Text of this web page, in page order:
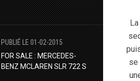
PUBLIÉ LE 01-02-2015
FOR SALE : MERCEDES-
BENZ MCLAREN SLR 722 S
se